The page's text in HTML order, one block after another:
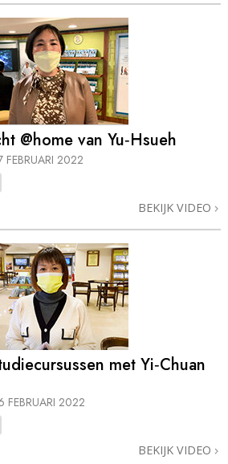
@home van Yu‑Hsueh
FEBRUARI 2022
BEKIJK VIDEO
met Yi‑Chuan
FEBRUARI 2022
BEKIJK VIDEO